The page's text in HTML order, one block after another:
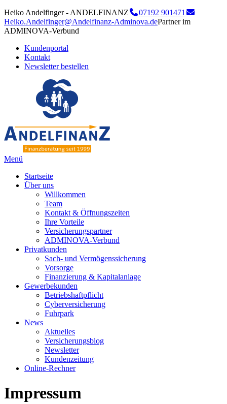
Heiko Andelfinger - ANDELFINANZ
07192 901471
Heiko.Andelfinger@Andelfinanz-Adminova.dePartner im
ADMINOVA-Verbund
Kundenportal
Kontakt
Newsletter bestellen
Menü
Startseite
Über uns
Willkommen
Team
Kontakt & Öffnungszeiten
Ihre Vorteile
Versicherungspartner
ADMINOVA-Verbund
Privatkunden
Sach- und Vermögenssicherung
Vorsorge
Finanzierung & Kapitalanlage
Gewerbekunden
Betriebshaftpflicht
Cyberversicherung
Fuhrpark
News
Aktuelles
Versicherungsblog
Newsletter
Kundenzeitung
Online-Rechner
Impressum